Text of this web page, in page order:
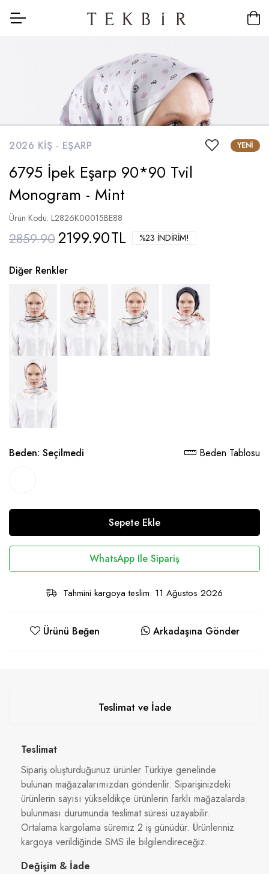
2026 KIŞ - EŞARP YENI
6795 İpek Eşarp 90*90 Tvil
Monogram - Mint
Ürün Kodu: L2826K00015BE88
2859.902199.90TL %23 İNDIRIM!
Diğer Renkler
Beden: Seçilmedi Beden Tablosu
Sepete Ekle
WhatsApp Ile Sipariş
Tahmini kargoya teslim: 11 Ağustos 2026
Ürünü Beğen Arkadaşına Gönder
Teslimat ve İade
Teslimat
Sipariş oluşturduğunuz ürünler Türkiye genelinde
bulunan mağazalarımızdan gönderilir. Siparişinizdeki
ürünlerin sayısı yükseldikçe ürünlerin farklı mağazalarda
bulunması durumunda teslimat süresi uzayabilir.
Ortalama kargolama süremiz 2 iş günüdür. Ürünleriniz
kargoya verildiğinde SMS ile bilgilendireceğiz.
Değişim & İade